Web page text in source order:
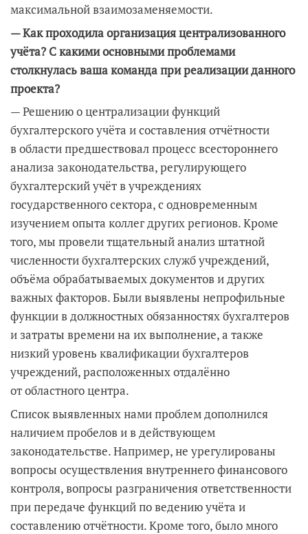
максимальной взаимозаменяемости.
— Как проходила организация централизованного
учёта? С какими основными проблемами
столкнулась ваша команда при реализации данного
проекта?
— Решению о централизации функций
бухгалтерского учёта и составления отчётности
в области предшествовал процесс всестороннего
анализа законодательства, регулирующего
бухгалтерский учёт в учреждениях
государственного сектора, с одновременным
изучением опыта коллег других регионов. Кроме
того, мы провели тщательный анализ штатной
численности бухгалтерских служб учреждений,
объёма обрабатываемых документов и других
важных факторов. Были выявлены непрофильные
функции в должностных обязанностях бухгалтеров
и затраты времени на их выполнение, а также
низкий уровень квалификации бухгалтеров
учреждений, расположенных отдалённо
от областного центра.
Список выявленных нами проблем дополнился
наличием пробелов и в действующем
законодательстве. Например, не урегулированы
вопросы осуществления внутреннего финансового
контроля, вопросы разграничения ответственности
при передаче функций по ведению учёта и
составлению отчётности. Кроме того, было много